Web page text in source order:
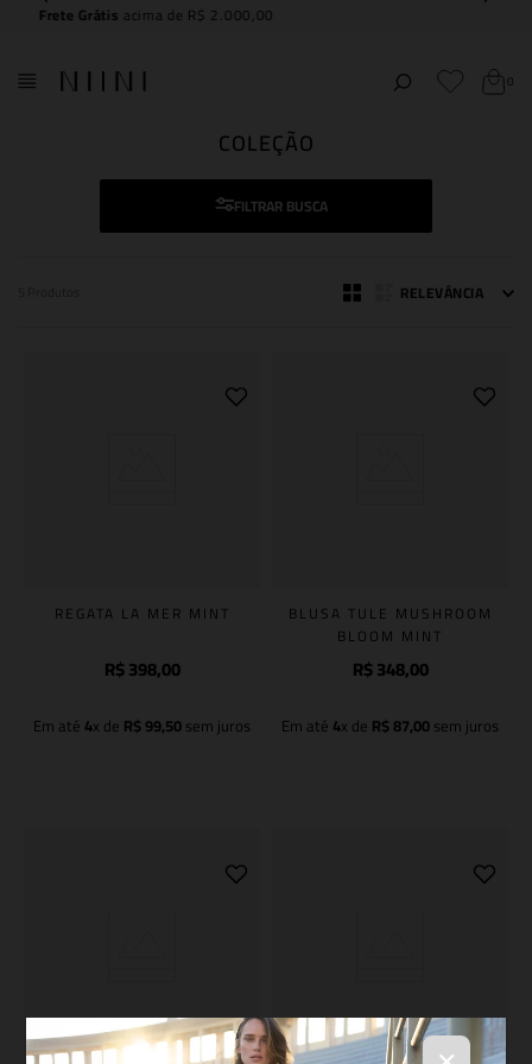
Compre eretire na NIINI JK Iguatemi
0
COLEÇÃO
FILTRAR
RELEVÂNCIA
REGATA LA MER MINT
R$398,00
Em até 4x de R$99,50sem juros
BLUSA TULE MUSHROOM
BLOOM MINT
R$348,00
Em até 4x de R$87,00sem juros